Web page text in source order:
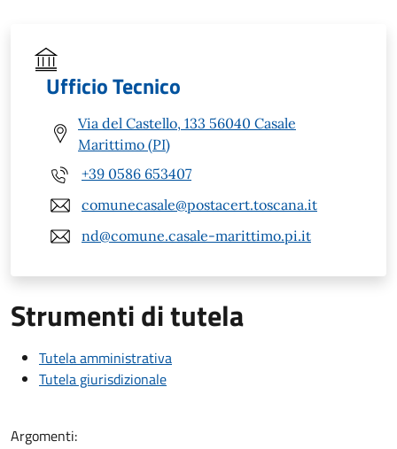
Ufficio Tecnico
Via del Castello, 133 56040 Casale
Marittimo (PI)
+39 0586 653407
comunecasale@postacert.toscana.it
nd@comune.casale-marittimo.pi.it
Strumenti di tutela
Tutela amministrativa
Tutela giurisdizionale
Argomenti: